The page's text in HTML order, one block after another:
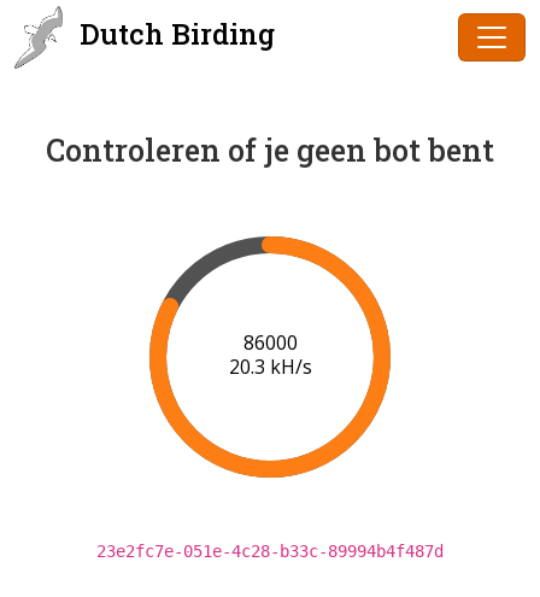
Dutch Birding
Controleren of je geen bot bent
87000
20.3 kH/s
23e2fc7e-051e-4c28-b33c-89994b4f487d